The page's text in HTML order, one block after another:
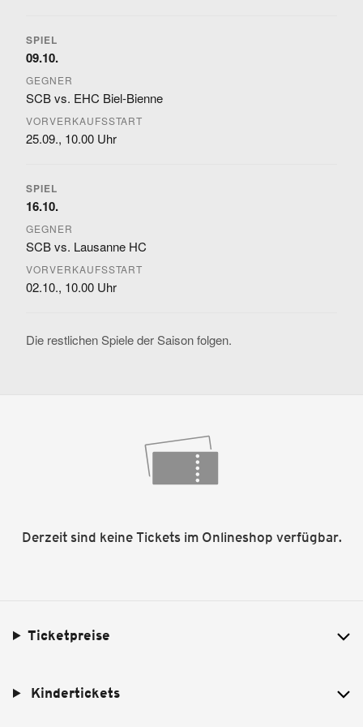
09.10.
SCB vs. EHC Biel-Bienne
25.09., 10.00 Uhr
16.10.
SCB vs. Lausanne HC
02.10., 10.00 Uhr
Die restlichen Spiele der Saison folgen.
Derzeit sind keine Tickets im Onlineshop verfügbar.
Ticketpreise
Kindertickets